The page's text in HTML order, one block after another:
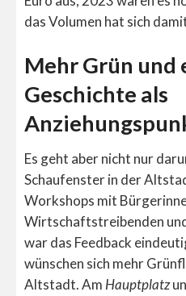
das Volumen hat sich
Mehr Grün und
Geschichte als
Es geht aber nicht nur
Schaufenster in der
Workshops mit
Wirtschaftstreibenden
war das Feedback
wünschen sich mehr
Altstadt. Am Hauptplatz